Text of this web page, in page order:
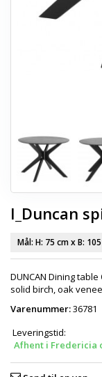
OUTLET
I_Duncan
Mål: H: 75 cmx B:
DUNCAN Dining
solid birch, oak
Varenummer:36781
Leveringstid:
Afhent i Fredericia